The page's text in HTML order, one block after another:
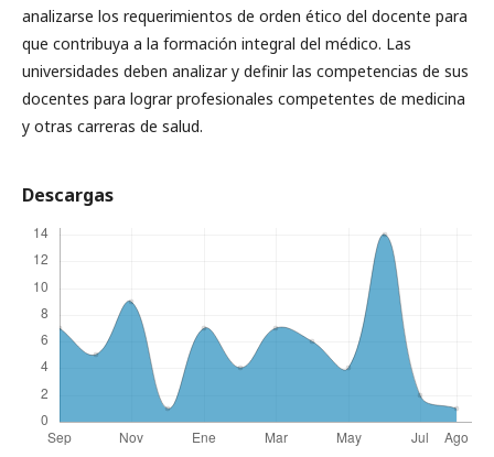
analizarse los requerimientos de orden ético del docente para
que contribuya a la formación integral del médico. Las
universidades deben analizar y definir las competencias de sus
docentes para lograr profesionales competentes de medicina
y otras carreras de salud.
Descargas